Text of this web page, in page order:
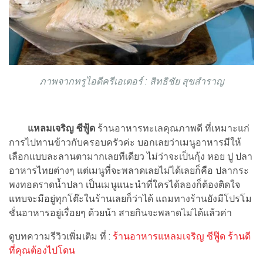
ภาพจากทรูไอดีครีเอเตอร์ : สิทธิชัย สุขสำราญ
แหลมเจริญ ซีฟู้ด ร้านอาหารทะเลคุณภาพดี ที่เหมาะแก่
การไปทานข้าวกับครอบครัวค่ะ บอกเลยว่าเมนูอาหารมีให้
เลือกแบบละลานตามากเลยทีเดียว ไม่ว่าจะเป็นกุ้ง หอย ปู ปลา
อาหารไทยต่างๆ แต่เมนูที่จะพลาดเลยไม่ได้เลยก็คือ ปลากระ
พงทอดราดน้ำปลา เป็นเมนูแนะนำที่ใครได้ลองก็ต้องติดใจ
แทบจะมีอยู่ทุกโต๊ะในร้านเลยก็ว่าได้ แถมทางร้านยังมีโปรโม
ชั่นอาหารอยู่เรื่อยๆ ด้วยน้า สายกินจะพลาดไม่ได้แล้วค่า
ดูบทความรีวิวเพิ่มเติม ที่ : ร้านอาหารแหลมเจริญ ซีฟู๊ด ร้านดี
ที่คุณต้องไปโดน